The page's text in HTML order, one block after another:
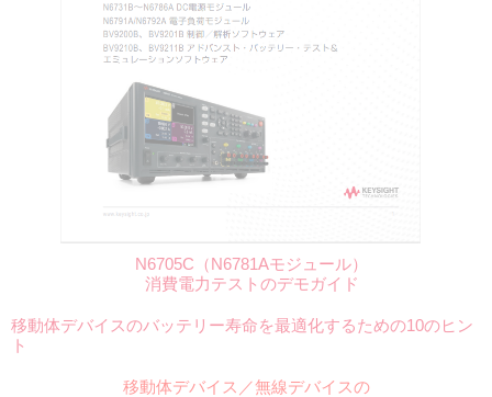
N6705C（N6781Aモジュール）
消費電力テストのデモガイド
移動体デバイスのバッテリー寿命を最適化するための10のヒン
ト
移動体デバイス／無線デバイスの